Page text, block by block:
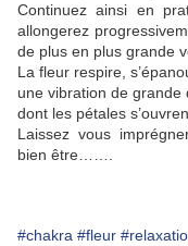
Continuez ainsi en
allongerez
de plus en plus grande
La fleur respire,
une vibration de grande
dont les pétales
Laissez vous
bien être…….
#chakra #fleur